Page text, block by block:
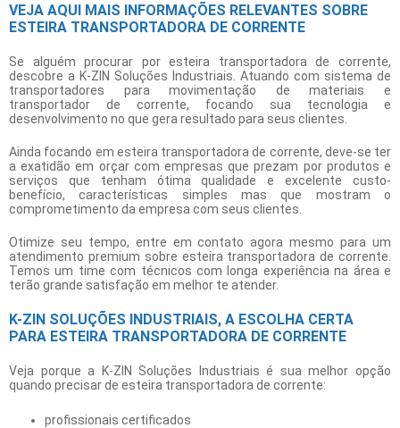
VEJA AQUI MAIS INFORMAÇÕES RELEVANTES SOBRE
ESTEIRA TRANSPORTADORA DE CORRENTE
Se alguém procurar poresteira transportadora de corrente,
descobre a K-ZIN Soluções Industriais. Atuando com sistema de
transportadores para movimentação de materiais e
transportador de corrente, focando sua tecnologia e
desenvolvimento no que gera resultado para seus clientes.
Ainda focando em esteira transportadora de corrente, deve-se ter
a exatidão em orçar com empresas que prezam por produtos e
serviços que tenham ótima qualidade e excelente custo-
benefício, características simples mas que mostram o
comprometimento da empresa com seus clientes.
Otimize seu tempo, entre em contato agora mesmo para um
atendimento premium sobre esteira transportadora de corrente
Temos um time com técnicos com longa experiência na área e
terão grande satisfação em melhor te atender.
K-ZIN SOLUÇÕES INDUSTRIAIS, A ESCOLHA CERTA
PARA ESTEIRA TRANSPORTADORA DE CORRENTE
Veja porque a K-ZIN Soluções Industriais é sua melhor opção
quando precisar de esteira transportadora de corrente:
profissionais certificados